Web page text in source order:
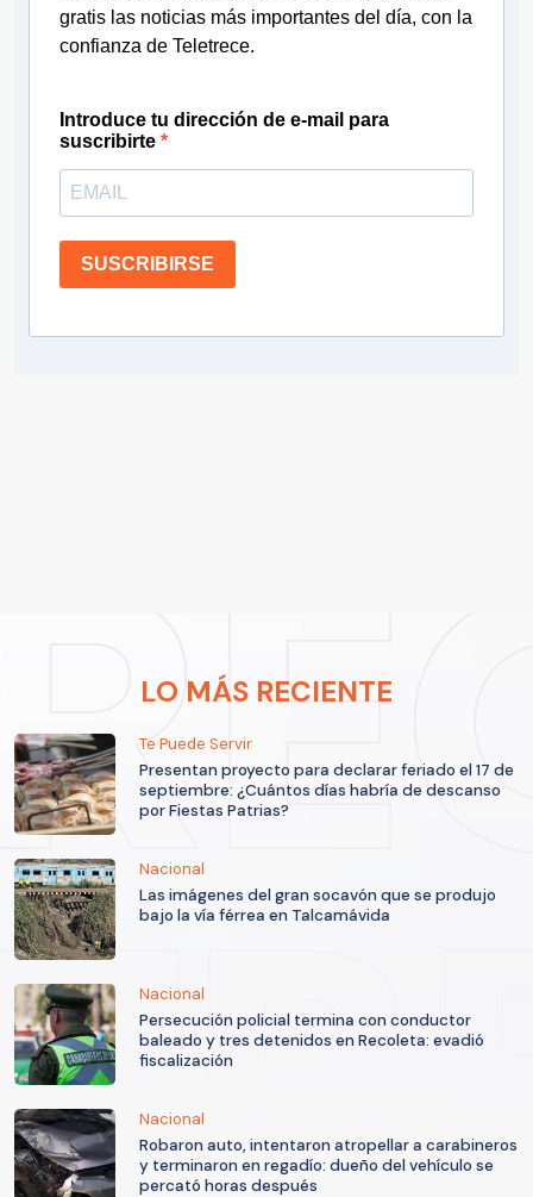
gratis las noticias más importantes del día, con la
confianza de Teletrece.
Introduce tu dirección de e-mail para
suscribirte
SUSCRIBIRSE
LO MÁS RECIENTE
Te Puede Servir
Presentan proyecto para declarar feriado el 17 de
septiembre: ¿Cuántos días habría de descanso
por Fiestas Patrias?
Nacional
Las imágenes del gran socavón que se produjo
bajo la vía férrea en Talcamávida
Nacional
Persecución policial termina con conductor
baleado y tres detenidos en Recoleta: evadió
fiscalización
Nacional
Robaron auto, intentaron atropellar a carabineros
y terminaron en regadío: dueño del vehículo se
percató horas después